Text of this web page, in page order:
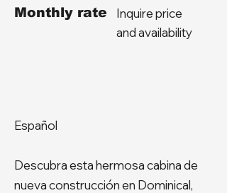
Monthly rate
Inquire price
and availability
Español
Descubra esta hermosa cabina de
nueva construcción en Dominical,